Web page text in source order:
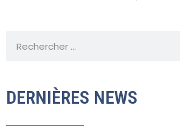
DERNIÈRES NEWS